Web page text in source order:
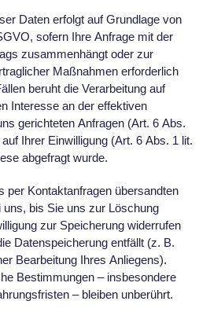
Daten erfolgt auf Grundlage von
sofern Ihre Anfrage mit der
zusammenhängt oder zur
Maßnahmen erforderlich
beruht die Verarbeitung auf
Interesse an der effektiven
gerichteten Anfragen (Art. 6 Abs.
Ihrer Einwilligung (Art. 6 Abs. 1 lit.
abgefragt wurde.
per Kontaktanfragen übersandten
uns, bis Sie uns zur Löschung
zur Speicherung widerrufen
Datenspeicherung entfällt (z. B.
Bearbeitung Ihres Anliegens).
Bestimmungen – insbesondere
– bleiben unberührt.